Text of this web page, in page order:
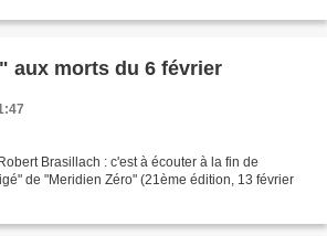
aux morts du 6 février
Brasillach : c'est à écouter à la fin de
de "Meridien Zéro" (21ème édition, 13 février